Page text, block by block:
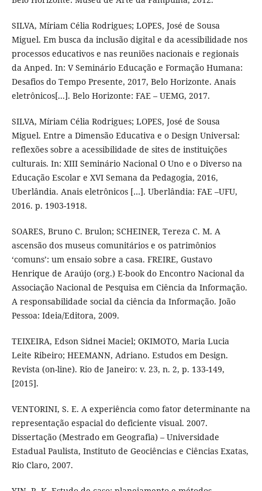
SILVA, Míriam Célia Rodrigues; LOPES, José de Sousa
Miguel. Em busca da inclusão digital e da acessibilidade nos
processos educativos e nas reuniões nacionais e regionais
da Anped. In: V Seminário Educação e Formação Humana:
Desafios do Tempo Presente, 2017, Belo Horizonte. Anais
eletrônicos[...]. Belo Horizonte: FAE – UEMG, 2017.
SILVA, Míriam Célia Rodrigues; LOPES, José de Sousa
Miguel. Entre a Dimensão Educativa e o Design Universal:
reflexões sobre a acessibilidade de sites de instituições
culturais. In: XIII Seminário Nacional O Uno e o Diverso na
Educação Escolar e XVI Semana da Pedagogia, 2016,
Uberlândia. Anais eletrônicos […]. Uberlândia: FAE –UFU,
2016. p. 1903-1918.
SOARES, Bruno C. Brulon; SCHEINER, Tereza C. M. A
ascensão dos museus comunitários e os patrimônios
‘comuns’: um ensaio sobre a casa. FREIRE, Gustavo
Henrique de Araújo (org.) E-book do Encontro Nacional da
Associação Nacional de Pesquisa em Ciência da Informação.
A responsabilidade social da ciência da Informação. João
Pessoa: Ideia/Editora, 2009.
TEIXEIRA, Edson Sidnei Maciel; OKIMOTO, Maria Lucia
Leite Ribeiro; HEEMANN, Adriano. Estudos em Design.
Revista (on-line). Rio de Janeiro: v. 23, n. 2, p. 133-149,
[2015].
VENTORINI, S. E. A experiência como fator determinante na
representação espacial do deficiente visual. 2007.
Dissertação (Mestrado em Geografia) – Universidade
Estadual Paulista, Instituto de Geociências e Ciências Exatas,
Rio Claro, 2007.